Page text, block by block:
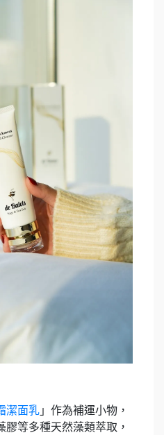
潔面乳 」作為補運小物，
等多種天然藻類萃取，